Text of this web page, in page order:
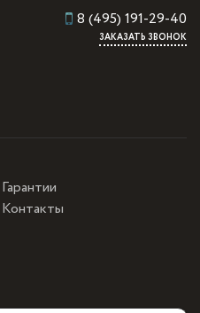
8 (495) 191-29-40
ЗАКАЗАТЬ ЗВОНОК
Гарантии
Контакты